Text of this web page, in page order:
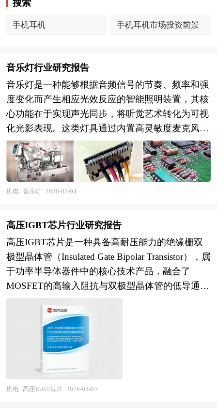
搜索
手机耳机 手机耳机市场投资前景
音乐灯行业研究报告
音乐灯是一种能够根据音频信号的节奏、频率和强
度变化而产生相应光效反应的智能照明装置，其核
心功能在于实现声光同步，将听觉艺术转化为可视
化光影表现。这类灯具通过内置高灵敏度麦克风或
外部音频输入接口实时采集声音信号，经由专用芯
片对音频频谱进行解析，识别低频鼓点、中频人声
与高频旋律等不同频段特征，并据此驱动LED光源
系统动态调节灯光的颜色、亮度、闪烁频率及流动
字信号处理与RGB多色LED显示技术，具备毫秒级
响应能力，确保光效与音符高度契合，营造出“声
音可视”的沉浸式感官体验。 音乐灯研究报告对音
乐灯行业研究的内容和方法进行全面的阐述和论
证，对研究过程中所获取的音乐灯资料进行全面系
统的整理和分析，通过图表、统计结果及文献资
料，或以纵向的发展过程，或横向类别分析提出论
点、分析论据，进行论证。音乐灯报告绝对如实地
反映客观情况，叙述、说明、推断、引用均恰如其
分。文字、用词应力求准确。研究报告的文字也简
单、明了、通顺、流畅，既明白如话，又把研究的
效果准确地、科学地表达出来。音乐灯研究报告以
机电 音乐灯 2026-03-04
高压IGBT芯片行业研究报告
高压IGBT芯片是一种具备高耐压能力的绝缘栅双
极型晶体管（Insulated Gate Bipolar Transistor），属
于功率半导体器件中的核心技术产品，融合了
MOSFET的高输入阻抗与双极型晶体管的低导通压
能控制与转换。其典型耐压等级通常在2500V以
上，最高可达6500V甚至更高，适用于对电力稳定
性与传输效率要求极高的场景。 这类芯片通过精
确调控栅极电压，实现对电流通断的快速响应，具
备低开关损耗、高频率工作和高可靠性的特点，是
现代电力系统中实现高压直流输电、电能变换与变
机电 高压IGBT芯片 2026-03-04